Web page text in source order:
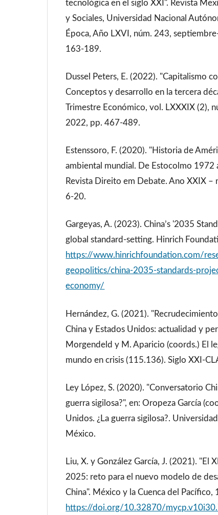
tecnológica en el siglo XXI". Revista
y Sociales, Universidad Nacional
Época, Año LXVI, núm. 243,
163-189.
Dussel Peters, E. (2022). "Capitalismo
Conceptos y desarrollo en la tercera
Trimestre Económico, vol. LXXXIX (2),
2022, pp. 467-489.
Estenssoro, F. (2020). "Historia de
ambiental mundial. De Estocolmo 1972
Revista Direito em Debate. Ano XXIX –
6-20.
Gargeyas, A. (2023). China’s '2035
global standard-setting. Hinrich
https://www.hinrichfoundation.com/
geopolitics/china-2035-standards-
economy/
Hernández, G. (2021).
China y Estados Unidos: actualidad y
Morgendeld y M. Aparicio (coords.) El
mundo en crisis (115.136). Siglo XXI-
Ley López, S. (2020). "Conversatorio
guerra sigilosa?", en: Oropeza García
Unidos. ¿La guerra sigilosa?.
México.
Liu, X. y González García, J. (2021). "El
2025: reto para el nuevo modelo de
China". México y la Cuenca del Pacífico,
https://doi.org/10.32870/